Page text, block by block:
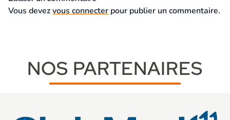
Vous devezvous connecter pour publier un commentaire.
NOS PARTENAIRES